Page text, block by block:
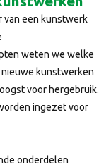
van een kunstwerk
weten we welke
kunstwerken
voor hergebruik.
ingezet voor
onderdelen